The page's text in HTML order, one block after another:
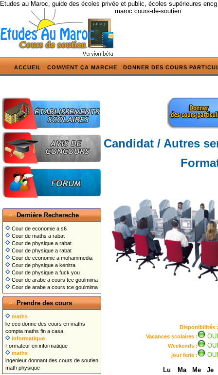
Etudes au Maroc, guide des écoles privée et public, écoles supérieures
maroc cours-de-soutien
ACCUEIL COMMENT ÇA MARCHE DONNER DES COURS
Dernière Rechereche
Cour de economie a s6
Cour de maths a rabat
Cour de physique a rabat
Cour de physique a rabat
Cour de economie a mohammedia
Cour de physique a kenitra
Cour de physique a fuck you
Cour de arabe a cours tce goulmima
Cour de arabe a cours tce goulmima
Prendre des cours
maths
lic eco donne des cours en maths
compta maths fin a casa
informatique
Formateur en informatique
maths
ingenieur donnant des cours de soutien
math physique
Candidat / Autres
Disponibilités :
Vacances scolaires :
OUI
Weekends : OUI
jour ferie : OUI
Lu Ma Me
Je